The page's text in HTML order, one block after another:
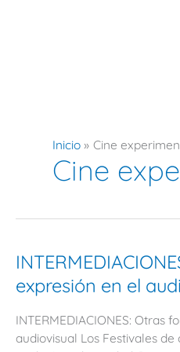
Inicio Cine
Cine
expresión en el
INTERMEDIACIONES: Otras
audiovisual Los Festivales
INTERMEDIACIONES:
formas
expresión
en